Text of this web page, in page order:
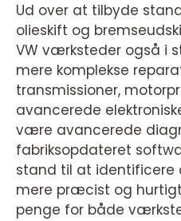
Ud over at tilbyde
olieskift og
VW værksteder også i
mere komplekse
transmissioner,
avancerede
være avancerede
fabriksopdateret
stand til at identificere
mere præcist og
penge for både